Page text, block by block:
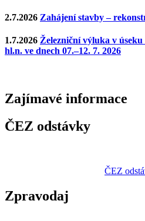
2.7.2026 Zahájení stavby –
1.7.2026 Železniční výluka v
hl.n. ve dnech 07.–12. 7. 2026
Zajímavé informace
ČEZ odstávky
ČEZ
Zpravodaj